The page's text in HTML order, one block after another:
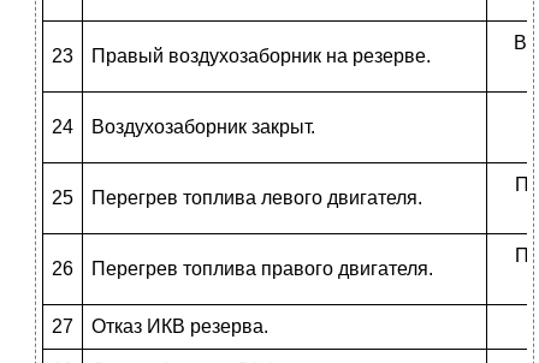
23 Правый воздухозаборник на резерве.
24 Воздухозаборник закрыт.
25 Перегрев топлива левого двигателя.
26 Перегрев топлива правого двигателя.
27 Отказ ИКВ резерва.